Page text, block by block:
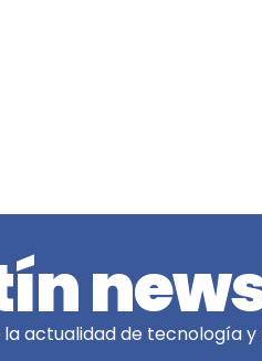
actualidad de tecnología y